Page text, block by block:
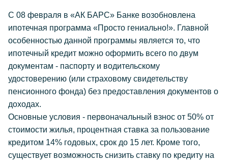
С 08 февраля в «АК БАРС» Банке возобновлена
ипотечная программа «Просто гениально!». Главной
особенностью данной программы является то, что
ипотечный кредит можно оформить всего по двум
документам - паспорту и водительскому
удостоверению (или страховому свидетельству
пенсионного фонда) без предоставления документов о
доходах.
Основные условия - первоначальный взнос от 50% от
стоимости жилья, процентная ставка за пользование
кредитом 14% годовых, срок до 15 лет. Кроме того,
существует возможность снизить ставку по кредиту на